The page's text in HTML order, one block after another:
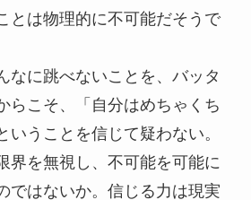
とは物理的に不可能だそうで
なに跳べないことを、バッタ
らこそ、「自分はめちゃくち
いうことを信じて疑わない。
界を無視し、不可能を可能に
ではないか。信じる力は現実